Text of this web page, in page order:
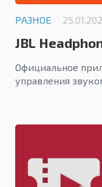
РАЗНОЕ
JBL
Официальное
управления